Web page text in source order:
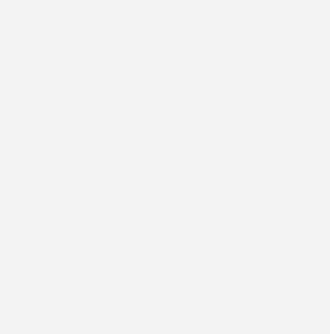
über den Rücklauf wieder zum
ist der Kreislauf.